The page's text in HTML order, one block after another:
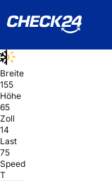
Breite
155
Höhe
65
Zoll
14
Last
75
Speed
T